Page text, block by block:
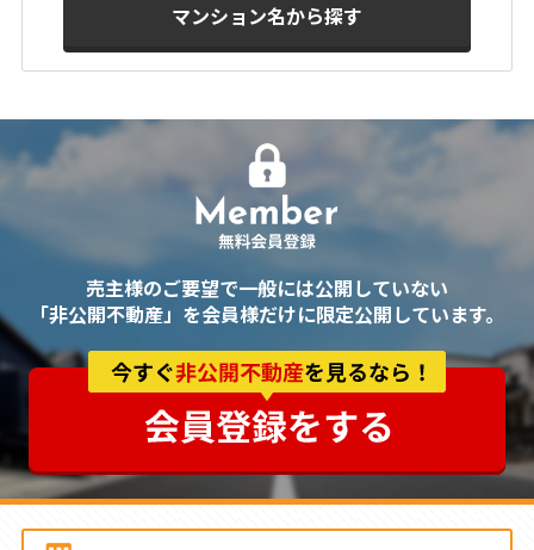
マンション名から探す
売主様のご要望で一般には公開していない
「非公開不動産」を会員様だけに限定公開しています。